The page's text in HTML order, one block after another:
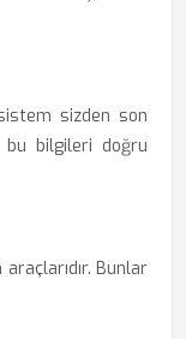
sizden son
bu bilgileri doğru
Bunlar